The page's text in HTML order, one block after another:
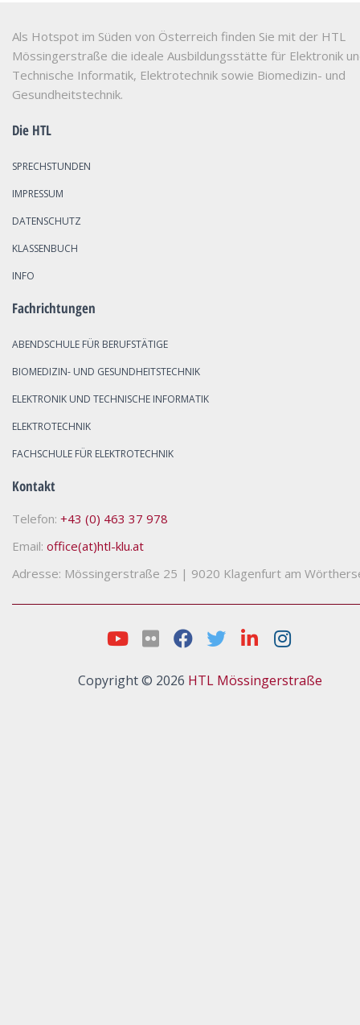
Als Hotspot im Süden von Österreich finden Sie mit der HTL
Mössingerstraße die ideale Ausbildungsstätte für Elektronik
Technische Informatik, Elektrotechnik sowie Biomedizin- und
Gesundheitstechnik.
Die HTL
SPRECHSTUNDEN
IMPRESSUM
DATENSCHUTZ
KLASSENBUCH
INFO
Fachrichtungen
ABENDSCHULE FÜR BERUFSTÄTIGE
BIOMEDIZIN- UND GESUNDHEITSTECHNIK
ELEKTRONIK UND TECHNISCHE INFORMATIK
ELEKTROTECHNIK
FACHSCHULE FÜR ELEKTROTECHNIK
Kontakt
Telefon: +43 (0) 463 37 978
Email: office(at)htl-klu.at
Adresse: Mössingerstraße 25 | 9020 Klagenfurt am
Copyright © 2026 HTL Mössingerstraße